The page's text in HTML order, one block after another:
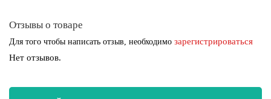
Отзывы о товаре
Для того чтобы написать отзыв, необходимо зарегистрироваться
Нет отзывов.